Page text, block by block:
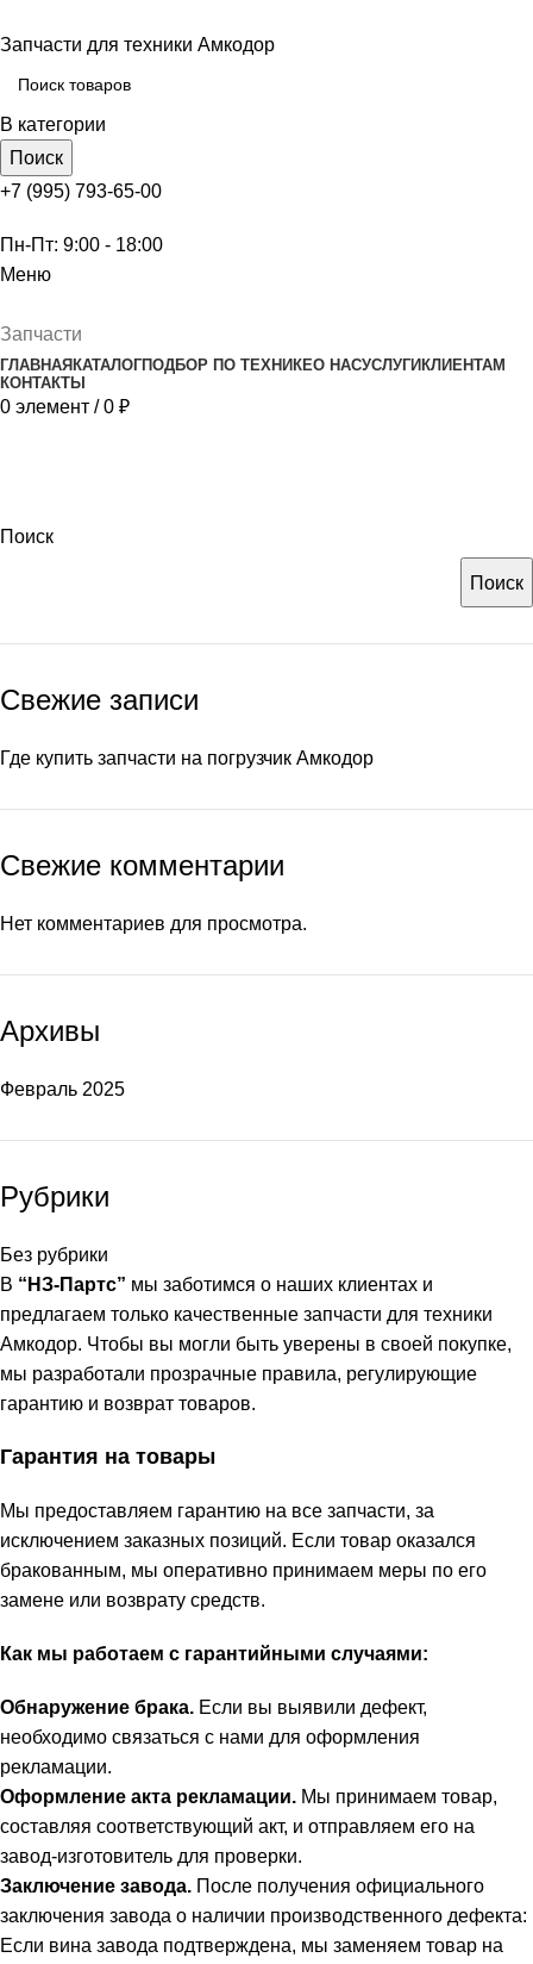
Запчасти для техники Амкодор
В категории
Поиск
+7 (995) 793-65-00
Пн-Пт: 9:00 - 18:00
Меню
Запчасти
ГЛАВНАЯ КАТАЛОГПОДБОР ПО ТЕХНИКЕО НАСУСЛУГИ КЛИЕНТАМ
КОНТАКТЫ
0 элемент / 0 ₽
Поиск
Поиск
Свежие записи
Где купить запчасти на погрузчик Амкодор
Свежие комментарии
Нет комментариев для просмотра.
Архивы
Февраль 2025
Рубрики
Без рубрики
В “НЗ-Партс” мы заботимся о наших клиентах и
предлагаем только качественные запчасти для техники
Амкодор. Чтобы вы могли быть уверены в своей покупке,
мы разработали прозрачные правила, регулирующие
гарантию и возврат товаров.
Гарантия на товары
Мы предоставляем гарантию на все запчасти, за
исключением заказных позиций. Если товар оказался
бракованным, мы оперативно принимаем меры по его
замене или возврату средств.
Как мы работаем с гарантийными случаями:
Обнаружение брака. Если вы выявили дефект,
необходимо связаться с нами для оформления
рекламации.
Оформление акта рекламации. Мы принимаем товар,
составляя соответствующий акт, и отправляем его на
завод-изготовитель для проверки.
Заключение завода. После получения официального
заключения завода о наличии производственного дефекта:
Если вина завода подтверждена, мы заменяем товар на